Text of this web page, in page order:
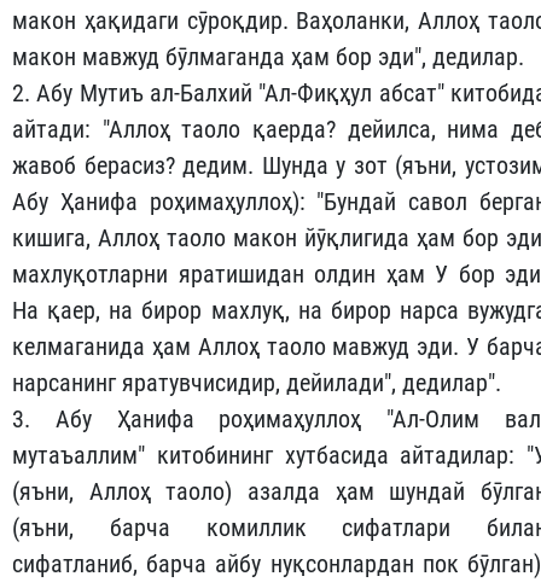
макон ҳақидаги сӯроқдир. Ваҳоланки, Аллоҳ
макон мавжуд бӯлмаганда ҳам бор эди", дедилар.
2. Абу Мутиъ ал-Балхий "Ал-Фиқҳул абсат"
айтади: "Аллоҳ таоло қаерда? дейилса, нима
жавоб берасиз? дедим. Шунда у зот (яъни,
Абу Ҳанифа роҳимаҳуллоҳ): "Бундай савол
кишига, Аллоҳ таоло макон йӯқлигида ҳам бор
махлуқотларни яратишидан олдин ҳам У бор
На қаер, на бирор махлуқ, на бирор нарса
келмаганида ҳам Аллоҳ таоло мавжуд эди. У
нарсанинг яратувчисидир, дейилади", дедилар".
3. Абу Ҳанифа роҳимаҳуллоҳ "Ал-Олим
мутаъаллим" китобининг хутбасида айтадилар:
(яъни, Аллоҳ таоло) азалда ҳам шундай
(яъни, барча комиллик сифатлари
сифатланиб, барча айбу нуқсонлардан пок